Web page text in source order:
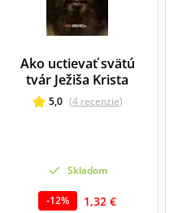
Ako uctievať svätú
tvár Ježiša Krista
5,0 (4 recenzie)
Skladom
-12% 1,32 €